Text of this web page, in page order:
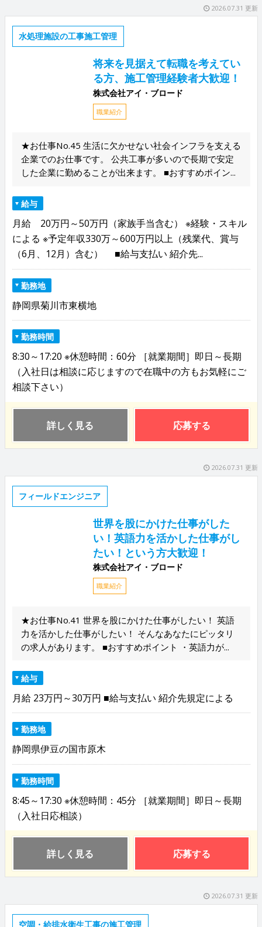
2026.07.31 更新
水処理施設の工事施工管理
将来を見据えて転職を考えてい
る方、施工管理経験者大歓迎！
株式会社アイ・ブロード
職業紹介
★お仕事No.45 生活に欠かせない社会インフラを支える
企業でのお仕事です。 公共工事が多いので長期で安定
した企業に勤めることが出来ます。 ■おすすめポイン...
給与
月給 20万円～50万円（家族手当含む） ※経験・スキル
による ※予定年収330万～600万円以上（残業代、賞与
（6月、12月）含む） ■給与支払い 紹介先...
勤務地
静岡県菊川市東横地
勤務時間
8:30～17:20 ※休憩時間：60分 ［就業期間］即日～長期
（入社日は相談に応じますので在職中の方もお気軽にご
相談下さい）
詳しく見る 応募する
2026.07.31 更新
フィールドエンジニア
世界を股にかけた仕事がした
い！英語力を活かした仕事がし
たい！という方大歓迎！
株式会社アイ・ブロード
職業紹介
★お仕事No.41 世界を股にかけた仕事がしたい！ 英語
力を活かした仕事がしたい！ そんなあなたにピッタリ
の求人があります。 ■おすすめポイント ・英語力が...
給与
月給 23万円～30万円 ■給与支払い 紹介先規定による
勤務地
静岡県伊豆の国市原木
勤務時間
8:45～17:30 ※休憩時間：45分 ［就業期間］即日～長期
（入社日応相談）
詳しく見る 応募する
2026.07.31 更新
空調・給排水衛生工事の施工管理